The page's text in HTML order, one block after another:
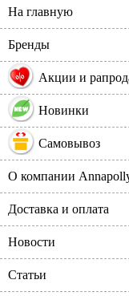
На главную
Бренды
% Акции и
Новинки
Самовывоз
О компании
Доставка и оплата
Новости
Статьи